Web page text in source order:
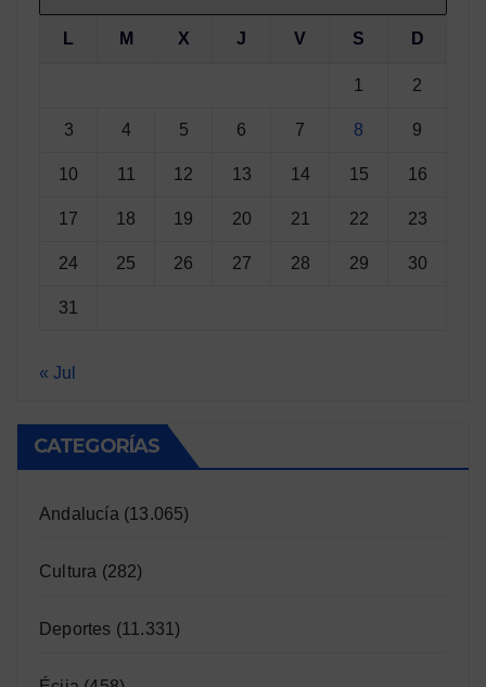
L M X J V S D
1 2
3 4 5 6 7 8 9
10 11 12 13 14 15 16
17 18 19 20 21 22 23
24 25 26 27 28 29 30
31
« Jul
CATEGORÍAS
Andalucía (13.065)
Cultura (282)
Deportes (11.331)